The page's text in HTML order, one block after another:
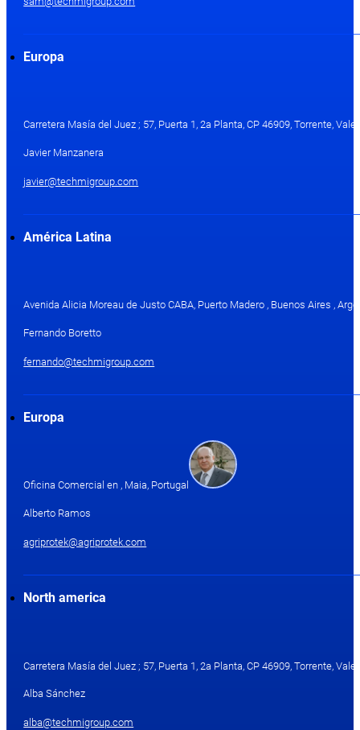
Europa
Carretera Masía del Juez ; 57, Puerta 1, 2a Planta, CP 46909, Torrente,
Javier Manzanera
javier@techmigroup.com
América Latina
Avenida Alicia Moreau de Justo CABA, Puerto Madero , Buenos Aires ,
Fernando Boretto
fernando@techmigroup.com
Europa
Oficina Comercial en , Maia, Portugal
Alberto Ramos
agriprotek@agriprotek.com
North america
Carretera Masía del Juez ; 57, Puerta 1, 2a Planta, CP 46909, Torrente,
Alba Sánchez
alba@techmigroup.com